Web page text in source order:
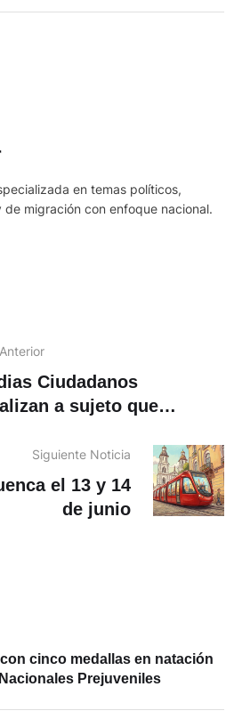
en temas políticos,
de migración con enfoque nacional.
Ciudadanos
a sujeto que
Libre
Siguiente Noticia
el 13 y 14
de junio
cinco medallas en natación
Prejuveniles